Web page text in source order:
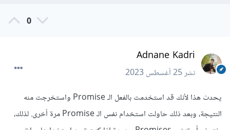
0
Adnane Kadri
نشر25 أغسطس 2023
يحدث هذا لأنك قد استخدمت بالفعل الـ Promise واستخرجت منه
النتيجة، وبعد ذلك حاولت استخدام نفس الـ Promise مرة أخرى. لذلك،